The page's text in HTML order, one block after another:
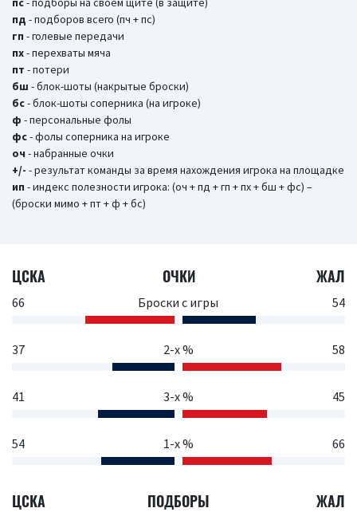
пд - подборов всего (пч + пс)
гп - голевые передачи
пх- перехваты мяча
пт - потери
бш - блок-шоты (накрытые броски)
бc- блок-шоты соперника (на игроке)
ф - персональные фолы
фс- фолы соперника на игроке
оч - набранные очки
+/- - результат команды за время нахождения игрока на площадке
ип - индекс полезности игрока: (оч + пд + гп + пх + бш + фс) –
(броски мимо + пт + ф + бс)
ЦСКА ОЧКИ ЖАЛ
66 Броски с игры 54
37 2-х % 58
41 3-х % 45
54 1-х % 66
ЦСКА ПОДБОРЫ ЖАЛ